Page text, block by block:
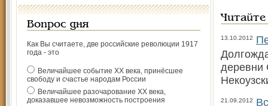
Вопрос дня
Как Вы считаете, две российские революции 1917
года - это
Величайшее событие ХХ века, принёсшее
свободу и счастье народам России
Величайшее разочарование ХХ века,
доказавшее невозможность построения
13.10.2012
деревни
21.09.2012